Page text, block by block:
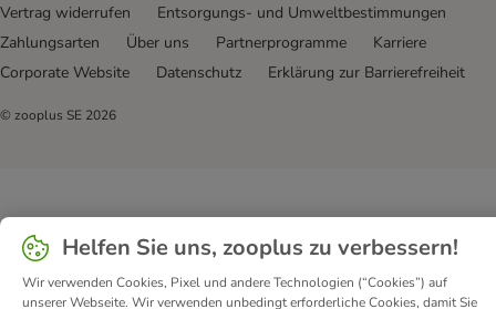
Vertrag widerrufen
Entsorgungs- und Umweltbestimmungen
Zahlungsarten
Über uns Partnerprogramme
Karriere
Corporate Website
Datenschutz Erklärung zur Barrierefreiheit
© zooplus SE 2026
Helfen Sie uns, zooplus zu verbessern!
Wir verwenden Cookies, Pixel und andere Technologien (“Cookies”) auf
unserer Webseite. Wir verwenden unbedingt erforderliche Cookies, damit Sie